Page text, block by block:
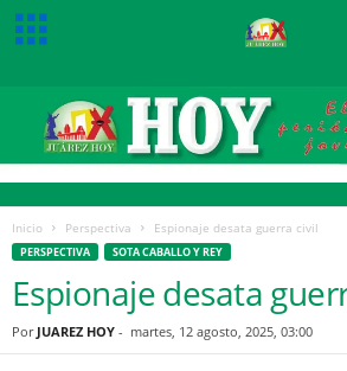
Inicio Perspectiva Espionaje desata guerra civil
PERSPECTIVA SOTA CABALLO Y REY
Espionaje desata
Por JUAREZ HOY - martes, 12 agosto, 2025, 03:00